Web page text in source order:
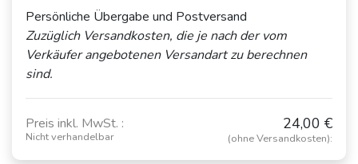
Persönliche Übergabe und Postversand
Zuzüglich Versandkosten, die je nach der vom
Verkäufer angebotenen Versandart zu berechnen
sind.
Preis inkl. MwSt. :
Nicht verhandelbar
24,00 €
(ohne Versandkosten):